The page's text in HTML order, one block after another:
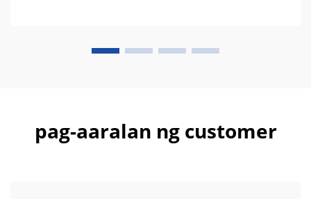
pag-aaralan ng customer